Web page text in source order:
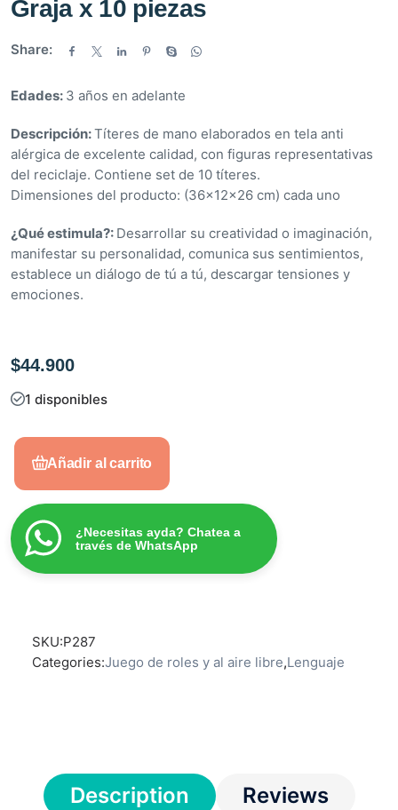
l
r
d
e
n
0
d
5
Graja x 10 piezas
Share:
Edades: 3 años en adelante
Descripción:Títeres de mano elaborados en tela anti
alérgica de excelente calidad, con figuras representativas
del reciclaje. Contiene set de 10 títeres.
Dimensiones del producto: (36x12x26 cm) cada uno
¿Qué estimula?: Desarrollar su creatividad o imaginación,
manifestar su personalidad, comunica sus sentimientos,
establece un diálogo de tú a tú, descargar tensiones y
emociones.
$44.900
1 disponibles
Añadir al carrito
¿Necesitas ayda? Chatea a
través de WhatsApp
SKU:P287
Categories:Juego de roles y al aire libre,Lenguaje
Description Reviews